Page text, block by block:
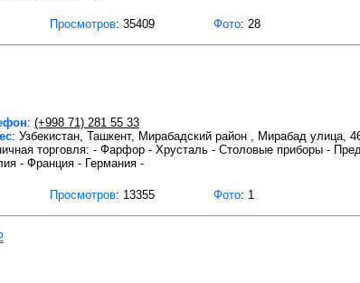
Просмотров: 35409 Фото: 28
: (+998 71) 281 55 33
: Узбекистан, Ташкент, Мирабадский район , Мирабад улица,
торговля: - Фарфор - Хрусталь - Столовые приборы -
- Франция - Германия -
Просмотров: 13355 Фото: 1